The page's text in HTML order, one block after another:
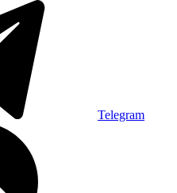
Telegram